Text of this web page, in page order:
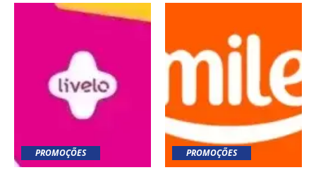
PROMOÇÕES PROMOÇÕES